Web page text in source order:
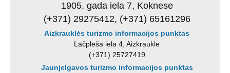
1905. gada iela 7, Koknese
(+371) 29275412, (+371) 65161296
Aizkrauklės turizmo informacijos punktas
Lāčplēša iela 4, Aizkraukle
(+371) 25727419
Jaunjelgavos turizmo informacijos punktas